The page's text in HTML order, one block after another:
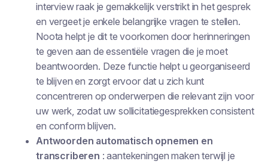
interview raak je gemakkelijk verstrikt in het gesprek
en vergeet je enkele belangrijke vragen te stellen.
Noota helpt je dit te voorkomen door herinneringen
te geven aan de essentiële vragen die je moet
beantwoorden. Deze functie helpt u georganiseerd
te blijven en zorgt ervoor dat u zich kunt
concentreren op onderwerpen die relevant zijn voor
uw werk, zodat uw sollicitatiegesprekken consistent
en conform blijven.
Antwoorden automatisch opnemen en
transcriberen : aantekeningen maken terwijl je